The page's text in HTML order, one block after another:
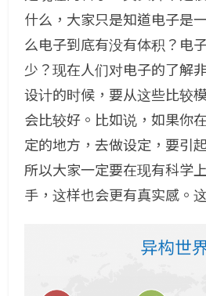
什么，大家只是知道电子是
么电子到底有没有体积？电
少？现在人们对电子的了解
设计的时候，要从这些比较
会比较好。比如说，如果你
定的地方，去做设定，要引
所以大家一定要在现有科学
手，这样也会更有真实感。